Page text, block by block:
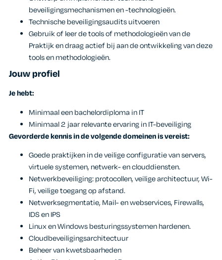
beveiligingsmechanismen en -technologieën.
Technische beveiligingsaudits uitvoeren
Gebruik of leer de tools of methodologieën van de
Praktijk en draag actief bij aan de ontwikkeling van deze
tools en methodologieën.
Jouw profiel
Je hebt:
Minimaal een bachelordiploma in IT
Minimaal 2 jaar relevante ervaring in IT-beveiliging
Gevorderde kennis in de volgende domeinen is vereist:
Goede praktijken in de veilige configuratie van servers,
virtuele systemen, netwerk- en clouddiensten.
Netwerkbeveiliging: protocollen, veilige architectuur, Wi-
Fi, veilige toegang op afstand.
Netwerksegmentatie, Mail- en webservices, Firewalls,
IDS en IPS
Linux en Windows besturingssystemen hardenen.
Cloudbeveiligingsarchitectuur
Beheer van kwetsbaarheden